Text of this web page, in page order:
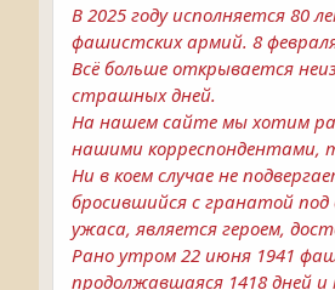
В 2025 году исполняется 80
фашистских армий. 8
Всё больше открывается
страшных дней.
На нашем сайте мы хотим
нашими корреспондентами,
Ни в коем случае не
бросившийся с гранатой
ужаса, является героем,
Рано утром 22 июня 1941
продолжавшаяся 1418 дней